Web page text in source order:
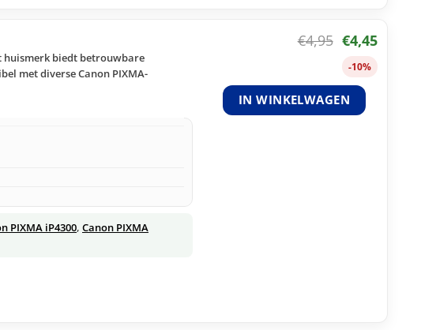
huismerk biedt betrouwbare
met diverse Canon PIXMA-
PIXMA iP4300, Canon PIXMA
€4,95 €4,45
-10%
IN WINKELWAGEN